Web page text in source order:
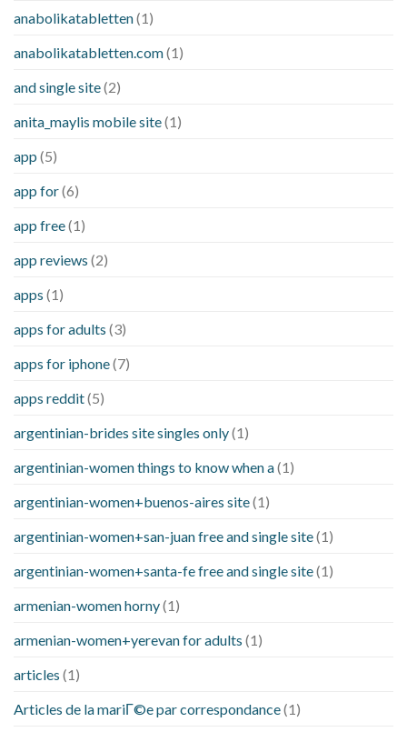
anabolikatabletten(1)
anabolikatabletten.com(1)
and single site(2)
anita_maylis mobile site(1)
app (5)
app for(6)
app free(1)
app reviews (2)
apps (1)
apps for adults (3)
apps for iphone(7)
apps reddit(5)
argentinian-brides site singles only(1)
argentinian-women things to know when a(1)
argentinian-women+buenos-aires site(1)
argentinian-women+san-juan free and single site(1)
argentinian-women+santa-fe free and single site(1)
armenian-women horny(1)
armenian-women+yerevan for adults (1)
articles (1)
Articles de la mariГ©e par correspondance(1)